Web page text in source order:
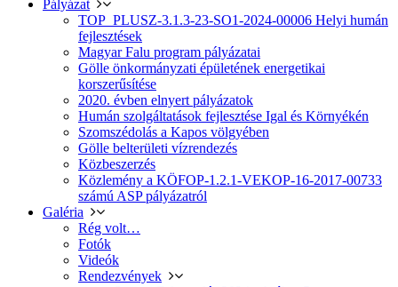
Pályázat
TOP_PLUSZ-3.1.3-23-SO1-2024-00006 Helyi humán
fejlesztések
Magyar Falu program pályázatai
Gölle önkormányzati épületének energetikai
korszerűsítése
2020. évben elnyert pályázatok
Humán szolgáltatások fejlesztése Igal és Környékén
Szomszédolás a Kapos völgyében
Gölle belterületi vízrendezés
Közbeszerzés
Közlemény a KÖFOP-1.2.1-VEKOP-16-2017-00733
számú ASP pályázatról
Galéria
Rég volt…
Fotók
Videók
Rendezvények